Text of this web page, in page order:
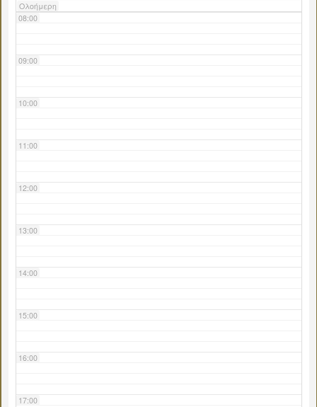
Ολοήμερη
08:00
09:00
10:00
11:00
12:00
13:00
14:00
15:00
16:00
17:00